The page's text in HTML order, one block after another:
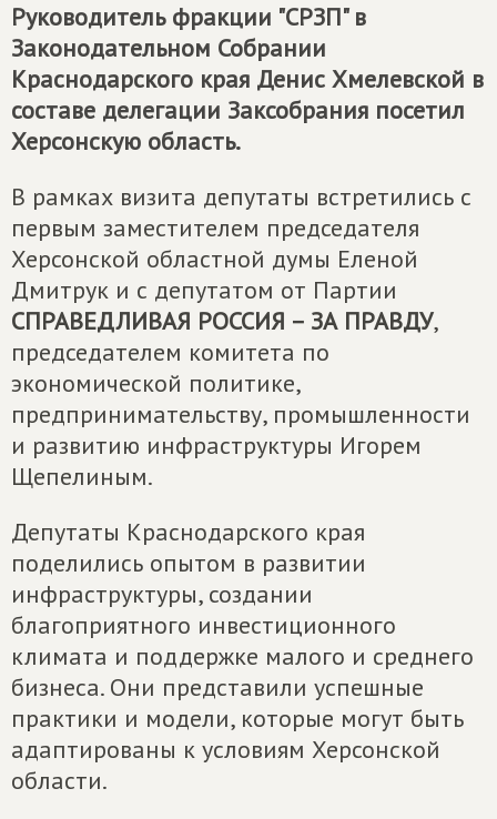
Руководитель фракции "СРЗП" в
Законодательном Собрании
Краснодарского края Денис Хмелевской в
составе делегации Заксобрания посетил
Херсонскую область.
В рамках визита депутаты встретились с
первым заместителем председателя
Херсонской областной думы Еленой
Дмитрук и с депутатом от Партии
СПРАВЕДЛИВАЯ РОССИЯ – ЗА ПРАВДУ,
председателем комитета по
экономической политике,
предпринимательству, промышленности
и развитию инфраструктуры Игорем
Щепелиным.
Депутаты Краснодарского края
поделились опытом в развитии
инфраструктуры, создании
благоприятного инвестиционного
климата и поддержке малого и среднего
бизнеса. Они представили успешные
практики и модели, которые могут быть
адаптированы к условиям Херсонской
области.